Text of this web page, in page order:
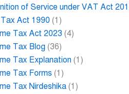
of Service under VAT Act
Act 1990 (1)
Tax Act 2023 (4)
Tax Blog(36)
Tax Explanation(1)
Tax Forms (1)
Tax Nirdeshika (1)